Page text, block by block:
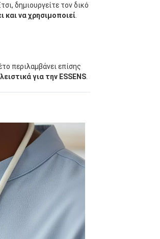
δημιουργείτε τον δικό
και να χρησιμοποιεί
περιλαμβάνει επίσης
για την ESSENS